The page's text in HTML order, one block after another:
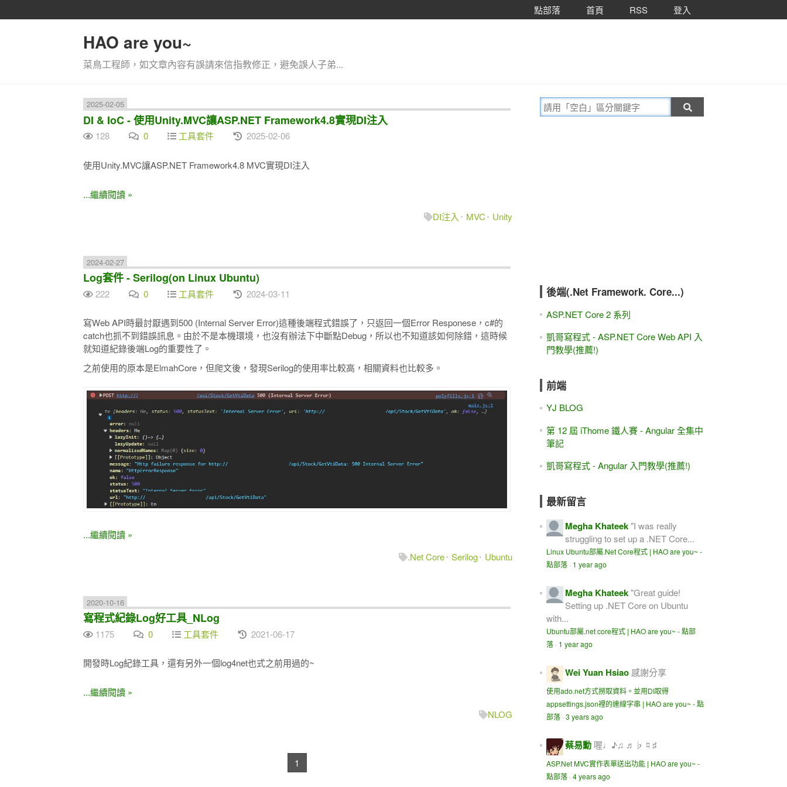
點部落 首頁 RSS 登入
HAO are you~
菜鳥工程師，如文章內容有誤請來信指教修正，避免誤人子弟...
2025-02-05
DI & IoC - 使用Unity.MVC讓ASP.NET Framework4.8實現DI注入
128 0 工具套件 2025-02-06
使用Unity.MVC讓ASP.NET Framework4.8 MVC實現DI注入
...繼續閱讀 »
DI注入
MVC Unity
2024-02-27
Log套件 - Serilog(on Linux Ubuntu)
222 0 工具套件 2024-03-11
寫Web API時最討厭遇到500 (Internal Server Error)這種後端程式錯誤了，只返回一個Error Responese，c#的
catch也抓不到錯誤訊息。由於不是本機環境，也沒有辦法下中斷點Debug，所以也不知道該如何除錯，這時候
就知道紀錄後端Log的重要性了。
之前使用的原本是ElmahCore，但爬文後，發現Serilog的使用率比較高，相關資料也比較多。
...繼續閱讀 »
.Net Core Serilog Ubuntu
2020-10-16
寫程式紀錄Log好工具_NLog
1175 0 工具套件 2021-06-17
開發時Log紀錄工具，還有另外一個log4net也式之前用過的~
...繼續閱讀 »
NLOG
1
後端(.Net Framework. Core...)
ASP.NET Core 2 系列
凱哥寫程式 - ASP.NET Core Web API 入
門教學(推薦!)
前端
YJ BLOG
第 12 屆 iThome 鐵人賽 - Angular 全集中
筆記
凱哥寫程式 - Angular 入門教學(推薦!)
最新留言
Megha Khateek"I was really
struggling to set up a .NET Core...
Linux Ubuntu部屬.Net Core程式 | HAO are you~ -
點部落 · 1 year ago
Megha Khateek"Great guide!
Setting up .NET Core on Ubuntu
with...
Ubuntu部屬.net core程式 | HAO are you~ - 點部
落 · 1 year ago
Wei Yuan Hsiao 感謝分享
使用ado.net方式撈取資料。並用DI取得
appsettings.json裡的連線字串 | HAO are you~ - 點
部落 · 3 years ago
蔡易勳 喔♩♪♫ ♬♭♮♯
ASP.Net MVC實作表單送出功能 | HAO are you~ -
點部落 · 4 years ago